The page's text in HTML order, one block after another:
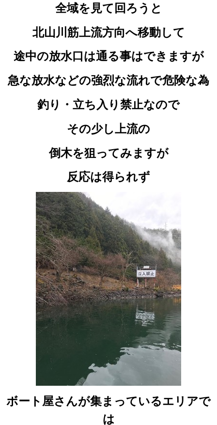
全域を見て回ろうと
北山川筋上流方向へ移動して
途中の放水口は通る事はできますが
急な放水などの強烈な流れで危険な為
釣り・立ち入り禁止なので
その少し上流の
倒木を狙ってみますが
反応は得られず
ボート屋さんが集まっているエリアで
は